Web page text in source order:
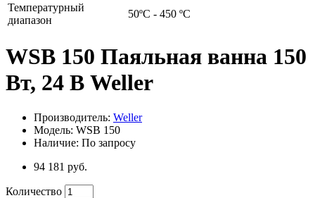
Температурный
диапазон
50ºC - 450 ºC
WSB 150 Паяльная ванна 150
Вт, 24 В Weller
Производитель: Weller
Модель: WSB 150
Наличие: По запросу
94 181 руб.
Количество